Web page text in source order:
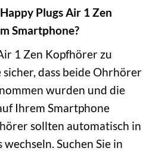
Plugs Air 1 Zen
Smartphone?
1 Zen Kopfhörer zu
dass beide Ohrhörer
wurden und die
Ihrem Smartphone
sollten automatisch in
Suchen Sie in